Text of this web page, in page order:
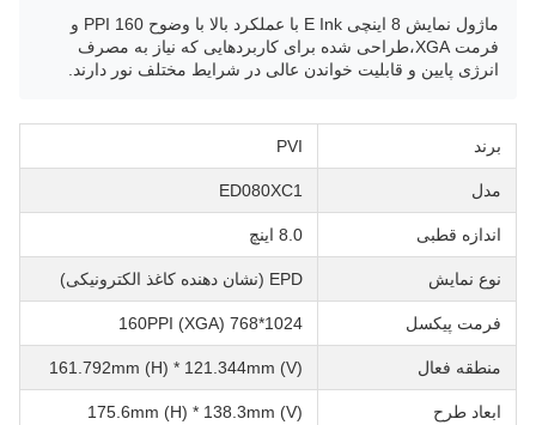
ماژول نمایش 8 اینچی E Ink با عملکرد بالا با وضوح 160 PPI و
فرمت XGA،طراحی شده برای کاربردهایی که نیاز به مصرف
انرژی پایین و قابلیت خواندن عالی در شرایط مختلف نور دارند.
برند PVI
مدل ED080XC1
اندازه قطبی 8.0 اینچ
نوع نمایش EPD (نشان دهنده کاغذ الکترونیکی)
فرمت پیکسل 1024*768 (XGA) 160PPI
منطقه فعال 161.792mm (H) * 121.344mm (V)
ابعاد طرح 175.6mm (H) * 138.3mm (V)